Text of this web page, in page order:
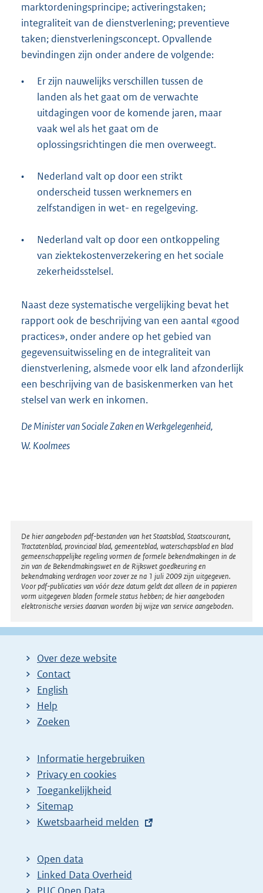
marktordeningsprincipe; activeringstaken;
integraliteit van de dienstverlening; preventieve
taken; dienstverleningsconcept. Opvallende
bevindingen zijn onder andere de volgende:
•
Er zijn nauwelijks verschillen tussen de
landen als het gaat om de verwachte
uitdagingen voor de komende jaren, maar
vaak wel als het gaat om de
oplossingsrichtingen die men overweegt.
•
Nederland valt op door een strikt
onderscheid tussen werknemers en
zelfstandigen in wet- en regelgeving.
•
Nederland valt op door een ontkoppeling
van ziektekostenverzekering en het sociale
zekerheidsstelsel.
Naast deze systematische vergelijking bevat het
rapport ook de beschrijving van een aantal «good
practices», onder andere op het gebied van
gegevensuitwisseling en de integraliteit van
dienstverlening, alsmede voor elk land afzonderlijk
een beschrijving van de basiskenmerken van het
stelsel van werk en inkomen.
De Minister van Sociale Zaken en Werkgelegenheid,
W. Koolmees
Disclaimer
De hier aangeboden pdf-bestanden van het Staatsblad, Staatscourant,
Tractatenblad, provinciaal blad, gemeenteblad, waterschapsblad en blad
gemeenschappelijke regeling vormen de formele bekendmakingen in de
zin van de Bekendmakingswet en de Rijkswet goedkeuring en
bekendmaking verdragen voor zover ze na 1 juli 2009 zijn uitgegeven.
Voor pdf-publicaties van vóór deze datum geldt dat alleen de in papieren
vorm uitgegeven bladen formele status hebben; de hier aangeboden
elektronische versies daarvan worden bij wijze van service aangeboden.
Over deze website
Contact
English
Help
Zoeken
Informatie hergebruiken
Privacy en cookies
Toegankelijkheid
Sitemap
E
t
e
r
Kwetsbaarheid melden
Open data
Linked Data Overheid